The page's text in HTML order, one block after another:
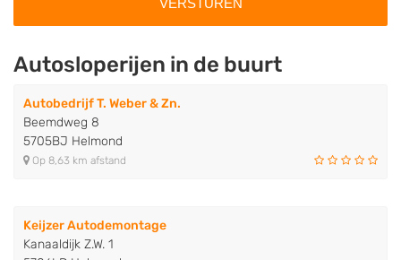
Autosloperijen in de buurt
Autobedrijf T. Weber & Zn.
Beemdweg 8
5705BJ Helmond
Op 8,63 km afstand
Keijzer Autodemontage
Kanaaldijk Z.W. 1